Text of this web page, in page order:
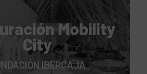
Mobility
City
IBERCAJA